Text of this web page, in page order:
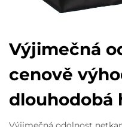
Výjimečná
cenově
dlouhodobá